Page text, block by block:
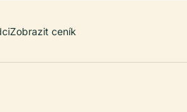
Zobrazit ceník